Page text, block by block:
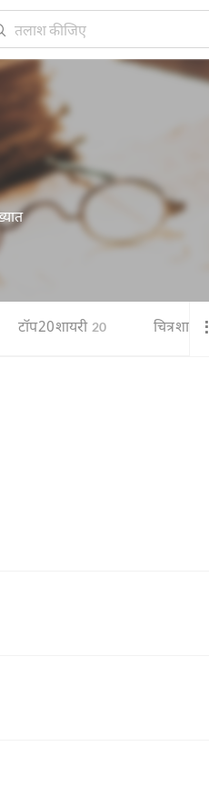
टॉप 20 शायरी 20 चित्र शायरी